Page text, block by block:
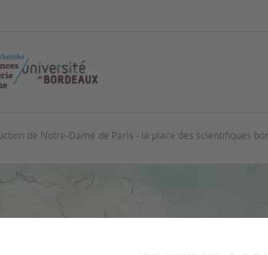
de Notre-Dame de Paris - la place des scientifiques